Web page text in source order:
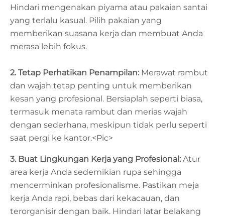
Hindari mengenakan piyama atau pakaian santai
yang terlalu kasual. Pilih pakaian yang
memberikan suasana kerja dan membuat Anda
merasa lebih fokus.
2. Tetap Perhatikan Penampilan: Merawat rambut
dan wajah tetap penting untuk memberikan
kesan yang profesional. Bersiaplah seperti biasa,
termasuk menata rambut dan merias wajah
dengan sederhana, meskipun tidak perlu seperti
saat pergi ke kantor.<Pic>
3. Buat Lingkungan Kerja yang Profesional: Atur
area kerja Anda sedemikian rupa sehingga
mencerminkan profesionalisme. Pastikan meja
kerja Anda rapi, bebas dari kekacauan, dan
terorganisir dengan baik. Hindari latar belakang